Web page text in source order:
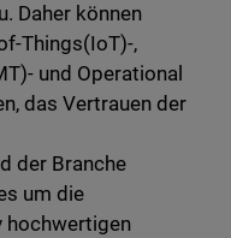
Daher können
Things(IoT)-,
und Operational
das Vertrauen der
der Branche
um die
hochwertigen